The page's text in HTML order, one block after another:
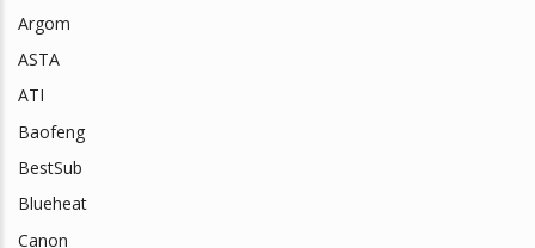
Argom
ASTA
ATI
Baofeng
BestSub
Blueheat
Canon